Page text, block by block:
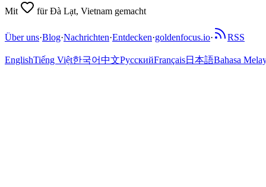
Mit für Đà Lạt, Vietnam gemacht
Über uns·Blog·Nachrichten·Entdecken·goldenfocus.io· RSS
EnglishTiếng Việt한국어中文РусскийFrançais日本語Bahasa